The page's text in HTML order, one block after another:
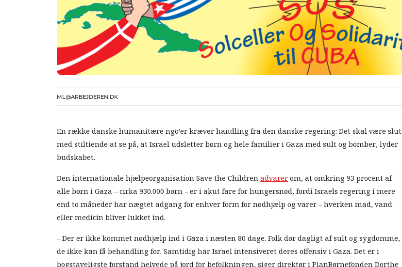
ML@ARBEJDEREN.DK
En række danske humanitære ngo’er kræver handling fra den danske regering: Det skal være slut
med stiltiende at se på, at Israel udsletter børn og hele familier i Gaza med sult og bomber, lyder
budskabet.
Den internationale hjælpeorganisation Save the Childrenadvarerom, at omkring 93 procent af
alle børn i Gaza – cirka 930.000 børn – er i akut fare for hungersnød, fordi Israels regering i mere
end to måneder har nægtet adgang for enhver form for nødhjælp og varer – hverken mad, vand
eller medicin bliver lukket ind.
– Der er ikke kommet nødhjælp ind i Gaza i næsten 80 dage. Folk dør dagligt af sult og sygdomme,
de ikke kan få behandling for. Samtidig har Israel intensiveret deres offensiv i Gaza. Det er i
bogstaveligste forstand helvede på jord for befolkningen, siger direktør i PlanBørnefonden Dorthe